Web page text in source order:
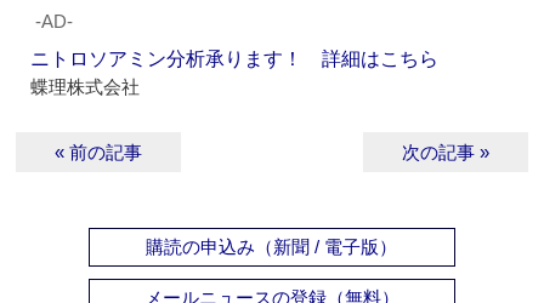
‐AD‐
ニトロソアミン分析承ります！ 詳細はこちら
蝶理株式会社
« 前の記事 次の記事 »
購読の申込み（新聞 / 電子版）
メールニュースの登録（無料）